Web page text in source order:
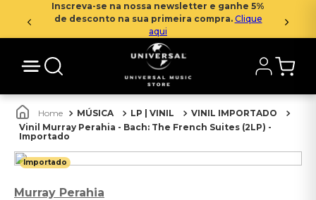
Inscreva-se na nossa newsletter e ganhe 5%
de desconto na sua primeira compra. Clique
aqui
MÚSICA LP | VINIL
VINIL IMPORTADO
Vinil Murray Perahia - Bach: The French Suites (2LP) -
Importado
Importado
Murray Perahia